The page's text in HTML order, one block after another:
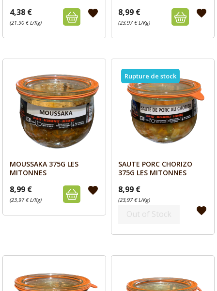
4,38 €
(21,90 € L/Kg)
favorite 8,99 €
(23,97 € L/Kg)
favorite
Aperçu
MOUSSAKA 375G LES
MITONNES
8,99 €
(23,97 € L/Kg)
favorite
Aperçu
SAUTE PORC CHORIZO
375G LES MITONNES
8,99 €
(23,97 € L/Kg)
Out of Stock favorite
Rupture de stock